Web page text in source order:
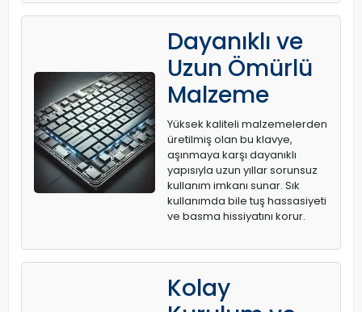
Dayanıklı ve
Uzun Ömürlü
Malzeme
Yüksek kaliteli malzemelerden
üretilmiş olan bu klavye,
aşınmaya karşı dayanıklı
yapısıyla uzun yıllar sorunsuz
kullanım imkanı sunar. Sık
kullanımda bile tuş hassasiyeti
ve basma hissiyatını korur.
Kolay